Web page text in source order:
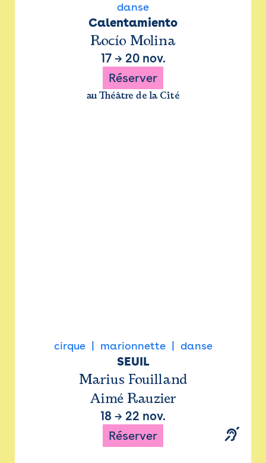
danse
Calentamiento
Rocío Molina
17→ 20 nov.
Réserver
au Théâtre de la Cité
cirque marionnette danse
SEUIL
Marius Fouilland
Aimé Rauzier
18 → 22 nov.
Réserver